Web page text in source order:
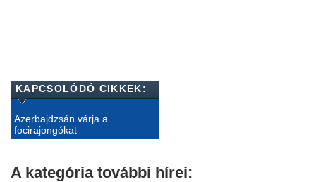
KAPCSOLÓDÓ CIKKEK:
Azerbajdzsán várja a
focirajongókat
A kategória további hírei: